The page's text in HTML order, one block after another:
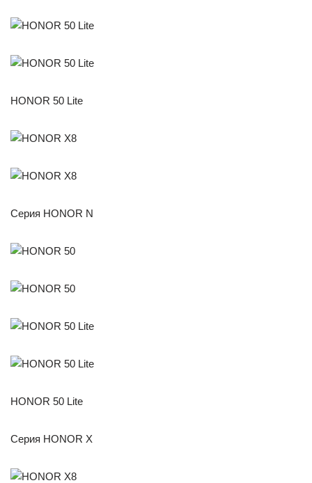
HONOR 50 Lite
Серия HONOR N
HONOR 50 Lite
Серия HONOR X